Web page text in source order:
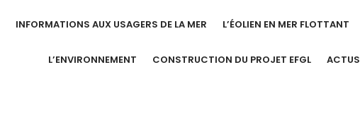
INFORMATIONS AUX USAGERS DE LA MER L’ÉOLIEN EN MER FLOTTANT
L’ENVIRONNEMENT CONSTRUCTION DU PROJET EFGL ACTUS